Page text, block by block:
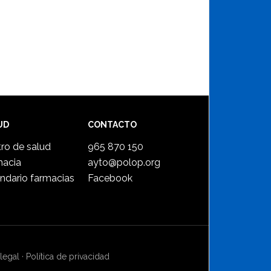
de salud
farmacias
CONTACTO
965 870 150
ayto@polop.org
Facebook
· Política de privacidad